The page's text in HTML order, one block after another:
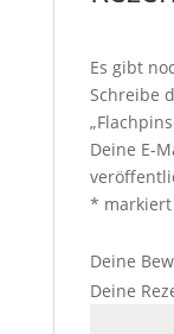
Es gibt
Schreibe
Deine E-
* markiert
Deine
Deine